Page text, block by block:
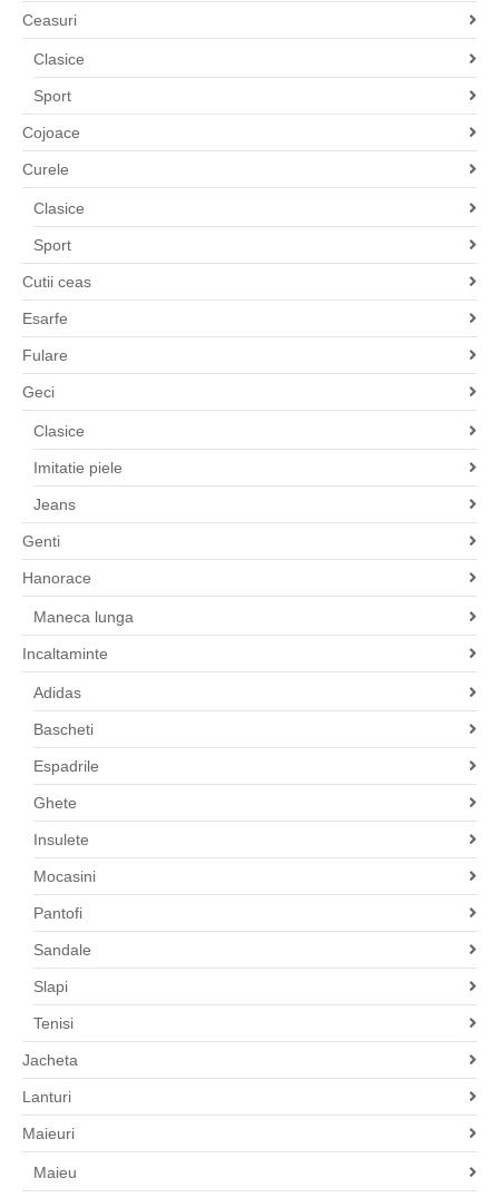
Ceasuri
Clasice
Sport
Cojoace
Curele
Clasice
Sport
Cutii ceas
Esarfe
Fulare
Geci
Clasice
Imitatie piele
Jeans
Genti
Hanorace
Maneca lunga
Incaltaminte
Adidas
Bascheti
Espadrile
Ghete
Insulete
Mocasini
Pantofi
Sandale
Slapi
Tenisi
Jacheta
Lanturi
Maieuri
Maieu